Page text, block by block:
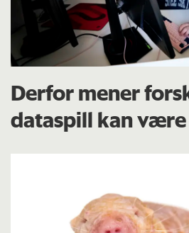
Derfor mener
dataspill kan